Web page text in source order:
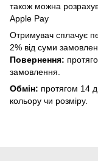
також можна
Apple Pay
Отримувач сплачує
2% від суми
Повернення:
замовлення.
Обмін: протягом 14
кольору чи розміру.